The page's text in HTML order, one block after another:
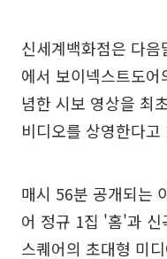
신세계백화점은 다
에서 보이넥스트도
념한 시보 영상을 최
비디오를 상영한다
매시 56분 공개되는
어 정규 1집 '홈'과
스퀘어의 초대형 미